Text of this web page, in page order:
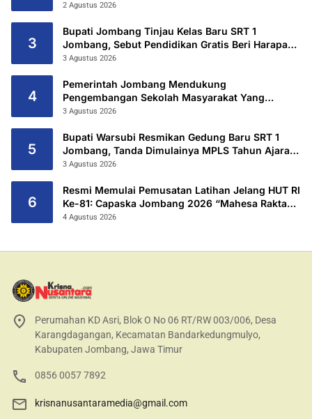
2 Agustus 2026
3
Bupati Jombang Tinjau Kelas Baru SRT 1
Jombang, Sebut Pendidikan Gratis Beri Harapan
Baru
3 Agustus 2026
4
Pemerintah Jombang Mendukung
Pengembangan Sekolah Masyarakat Yang
Kurang Mampu Hingga Hibahkan 6,3 Hektar
3 Agustus 2026
5
Bupati Warsubi Resmikan Gedung Baru SRT 1
Jombang, Tanda Dimulainya MPLS Tahun Ajaran
2026/2027
3 Agustus 2026
6
Resmi Memulai Pemusatan Latihan Jelang HUT RI
Ke-81: Capaska Jombang 2026 “Mahesa Rakta
Garuda Yudha”.
4 Agustus 2026
Perumahan KD Asri, Blok O No 06 RT/RW 003/006, Desa
Karangdagangan, Kecamatan Bandarkedungmulyo,
Kabupaten Jombang, Jawa Timur
0856 0057 7892
krisnanusantaramedia@gmail.com